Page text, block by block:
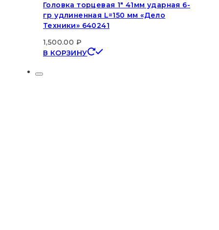
Головка торцевая 1″ 41мм ударная 6-
гр удлиненная L=150 мм «Дело
Техники» 640241
1,500.00 ₽
В КОРЗИНУ